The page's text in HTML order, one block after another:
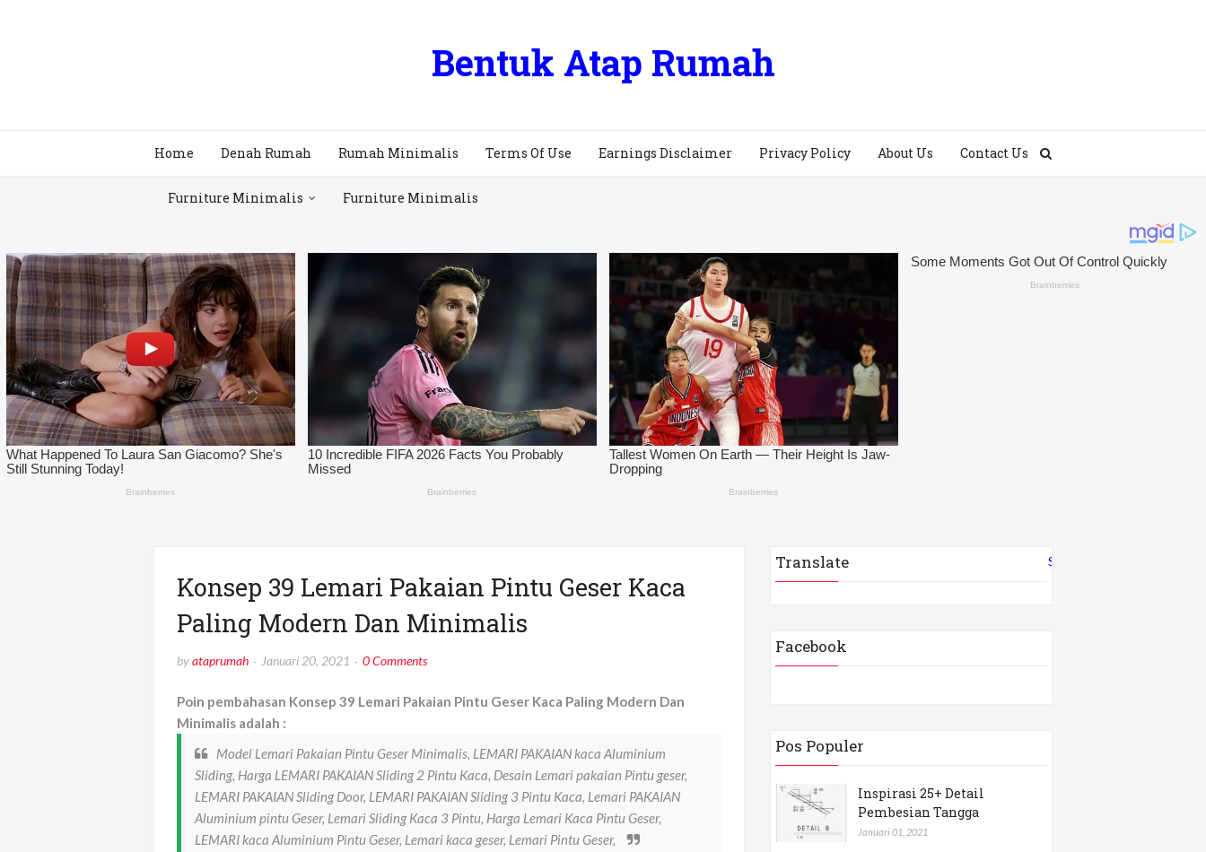
Bentuk Atap Rumah
Home Denah Rumah Rumah Minimalis Terms Of Use Earnings Disclaimer Privacy Policy About Us Contact Us
Furniture Minimalis Furniture Minimalis
Konsep 39 Lemari Pakaian Pintu Geser Kaca
Paling Modern Dan Minimalis
byataprumah Januari 20, 2021 0 Comments
Poin pembahasan Konsep 39 Lemari Pakaian Pintu Geser Kaca Paling Modern Dan
Minimalis adalah :
Model Lemari Pakaian Pintu Geser Minimalis, LEMARI PAKAIAN kaca Aluminium
Sliding, Harga LEMARI PAKAIAN Sliding 2 Pintu Kaca, Desain Lemari pakaian Pintu geser,
LEMARI PAKAIAN Sliding Door, LEMARI PAKAIAN Sliding 3 Pintu Kaca, Lemari PAKAIAN
Aluminium pintu Geser, Lemari Sliding Kaca 3 Pintu, Harga Lemari Kaca Pintu Geser,
LEMARI kaca Aluminium Pintu Geser, Lemari kaca geser, Lemari Pintu Geser,
Translate Select Language
Facebook
Pos Populer
Inspirasi 25+ Detail
Pembesian Tangga
Januari 01, 2021